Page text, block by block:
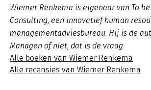
Wiemer Renkema is eigenaar van To
Consulting, een innovatief human
managementadviesbureau. Hij is de
Managen of niet, dat is de vraag.
Alle boeken van Wiemer Renkema
Alle recensies van Wiemer Renkema